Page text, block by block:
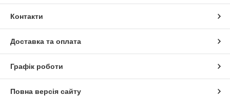
Контакти
Доставка та оплата
Графік роботи
Повна версія сайту